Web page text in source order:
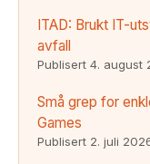
ITAD: Brukt IT-
avfall
Publisert 4. august
Små grep for
Games
Publisert 2. juli